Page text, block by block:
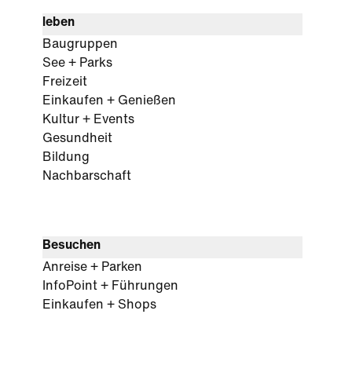
leben
Baugruppen
See + Parks
Freizeit
Einkaufen + Genießen
Kultur + Events
Gesundheit
Bildung
Nachbarschaft
Besuchen
Anreise + Parken
InfoPoint + Führungen
Einkaufen + Shops